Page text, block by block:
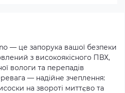
— це запорука вашої безпеки
з високоякісного ПВХ,
вологи та перепадів
— надійне зчеплення:
на звороті миттєво та